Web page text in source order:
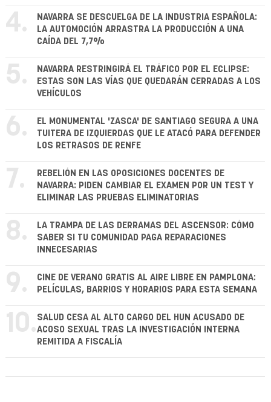
4.
NAVARRA SE DESCUELGA DE LA INDUSTRIA ESPAÑOLA:
LA AUTOMOCIÓN ARRASTRA LA PRODUCCIÓN A UNA
CAÍDA DEL 7,7%
5.
NAVARRA RESTRINGIRÁ EL TRÁFICO POR EL ECLIPSE:
ESTAS SON LAS VÍAS QUE QUEDARÁN CERRADAS A LOS
VEHÍCULOS
6.
EL MONUMENTAL 'ZASCA' DE SANTIAGO SEGURA A UNA
TUITERA DE IZQUIERDAS QUE LE ATACÓ PARA DEFENDER
LOS RETRASOS DE RENFE
7.
REBELIÓN EN LAS OPOSICIONES DOCENTES DE
NAVARRA: PIDEN CAMBIAR EL EXAMEN POR UN TEST Y
ELIMINAR LAS PRUEBAS ELIMINATORIAS
8.
LA TRAMPA DE LAS DERRAMAS DEL ASCENSOR: CÓMO
SABER SI TU COMUNIDAD PAGA REPARACIONES
INNECESARIAS
9.
CINE DE VERANO GRATIS AL AIRE LIBRE EN PAMPLONA:
PELÍCULAS, BARRIOS Y HORARIOS PARA ESTA SEMANA
10. SALUD CESA AL ALTO CARGO DEL HUN ACUSADO DE
ACOSO SEXUAL TRAS LA INVESTIGACIÓN INTERNA
REMITIDA A FISCALÍA